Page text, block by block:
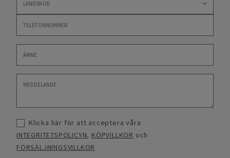
Klicka här för att acceptera våra
INTEGRITETSPOLICYN, KÖPVILLKOR och
FÖRSÄLJNINGSVILLKOR